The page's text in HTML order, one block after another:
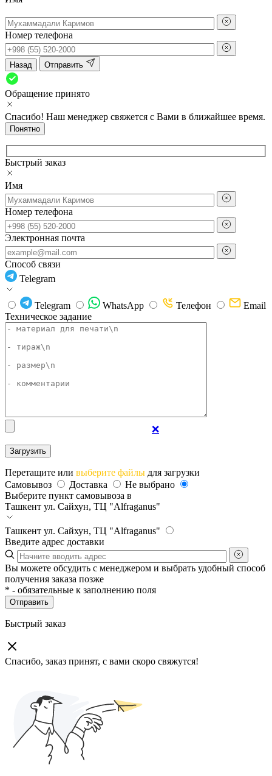
Номер телефона
Назад Отправить
Обращение принято
Спасибо! Наш менеджер свяжется с Вами в ближайшее время.
Понятно
Быстрый заказ
Имя
Номер телефона
Электронная почта
Способ связи
Telegram
Telegram WhatsApp Телефон
Email
Техническое задание
❌
Перетащите или выберите файлы для загрузки
Самовывоз
Доставка
Не выбрано
Выберите пункт самовывоза в
Ташкент ул. Сайхун, ТЦ "Alfraganus"
Ташкент ул. Сайхун, ТЦ "Alfraganus"
Введите адрес доставки
Вы можете обсудить с менеджером и выбрать удобный способ
получения заказа позже
* - обязательные к заполнению поля
Отправить
Быстрый заказ
Спасибо, заказ принят, с вами скоро свяжутся!